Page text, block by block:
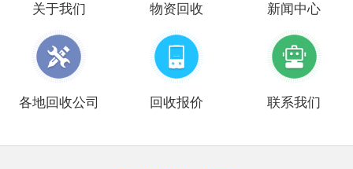
关于我们 物资回收 新闻中心
各地回收公司 回收报价 联系我们